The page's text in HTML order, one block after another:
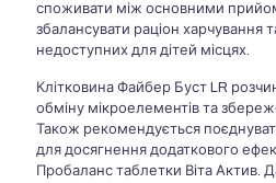
споживати між основними
збалансувати раціон харчування
недоступних для дітей місцях.
Клітковина Файбер Буст LR
обміну мікроелементів та
Також рекомендується
для досягнення додаткового
Пробаланс таблетки Віта Актив.